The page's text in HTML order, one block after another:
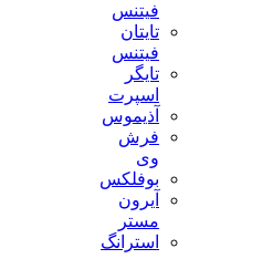
فیتنس
تایتان
فیتنس
تایگر
اسپرت
آذیموس
فرش
بوفلکس
آیرون
استرانگ